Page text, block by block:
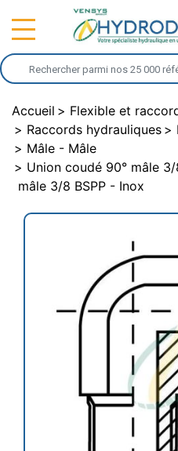
Accueil
Flexible et
Raccords hydrauliques
Mâle - Mâle
Union coudé 90° mâle
mâle 3/8 BSPP - Inox